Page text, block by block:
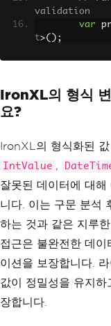
validation
var
t>();
aultWorkSheet;
for
(
{
uct
ow}"].
{row}"].
IronXL의 형식
요?
IronXL의 형식화된
IntValue ,
잘못된 데이터에 대
니다. 이는 구문 분석
하는 것과 같은 지루
접근은 불완전한 데이
이션을 보장합니다.
값이 정밀성을 유지
장합니다.